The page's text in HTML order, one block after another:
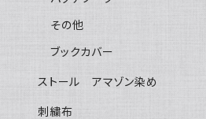
その他
ブックカバー
ストール アマゾン染め
刺繍布